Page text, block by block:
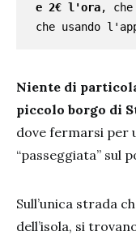
e 2€ l'ora,
che usando
Niente di
piccolo borgo di
dove fermarsi per
“passeggiata” sul
Sull’unica strada
dell’isola, si